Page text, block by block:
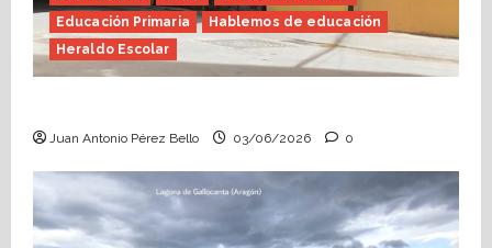
Educación Primaria
Hablemos de educación
Heraldo Escolar
Juan Antonio Pérez Bello 03/06/2026 0